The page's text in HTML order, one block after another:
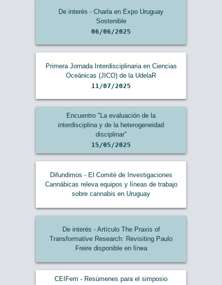
De interés - Charla en Expo Uruguay
Sostenible
06/06/2025
Primera Jornada Interdisciplinaria en Ciencias
Oceánicas (JICO) de la UdelaR
11/07/2025
Encuentro "La evaluación de la
interdisciplina y de la heterogeneidad
disciplinar"
15/05/2025
Difundimos - El Comité de Investigaciones
Cannábicas releva equipos y líneas de trabajo
sobre cannabis en Uruguay
De interés - Artículo The Praxis of
Transformative Research: Revisiting Paulo
Freire disponible en línea
CEIFem - Resúmenes para el simposio